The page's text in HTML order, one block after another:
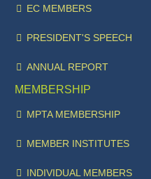
EC MEMBERS
PRESIDENT'S SPEECH
ANNUAL REPORT
MEMBERSHIP
MPTA MEMBERSHIP
MEMBER INSTITUTES
INDIVIDUAL MEMBERS